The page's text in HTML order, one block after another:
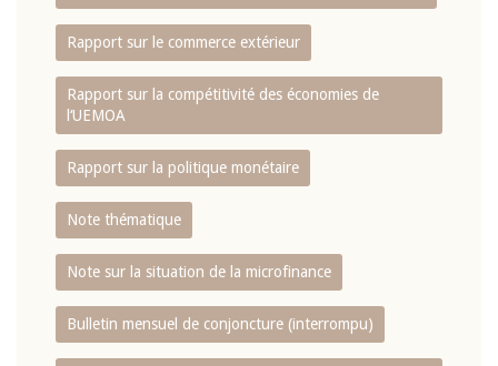
Rapport sur le commerce extérieur
Rapport sur la compétitivité des économies de
l‘UEMOA
Rapport sur la politique monétaire
Note thématique
Note sur la situation de la microfinance
Bulletin mensuel de conjoncture (interrompu)